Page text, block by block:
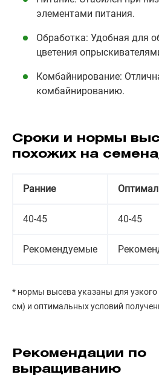
элементами питания.
Обработка: Удобная для
цветения
Комбайнирование:
комбайнированию.
Сроки и нормы
похожих на
Ранние
40-45 40-45
Рекомендуемые
* нормы высева указаны для
см) и оптимальных условий
Рекомендации по
выращиванию